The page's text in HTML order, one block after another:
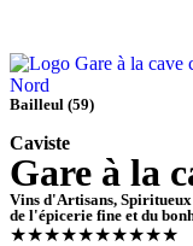
Bailleul (59)
Caviste
Gare à la
Vins d'Artisans,
de l'épicerie fine et du
★★★★★★★★★★